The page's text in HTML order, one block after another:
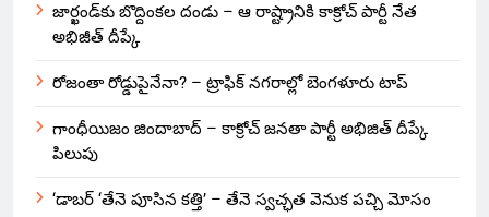
జార్ఖండ్‌కు బొద్దింకల దండు – ఆ రాష్ట్రానికి కాక్రోచ్ పార్టీ నేత
అభిజీత్ దీప్కే
రోజంతా రోడ్డుపైనేనా? – ట్రాఫిక్ నగరాల్లో బెంగళూరు టాప్
గాంధీయిజం జిందాబాద్ – కాక్రోచ్ జనతా పార్టీ అభిజిత్ దీప్కే
పిలుపు
‘డాబర్ ‘తేనె పూసిన కత్తి’ – తేనె స్వచ్ఛత వెనుక పచ్చి మోసం